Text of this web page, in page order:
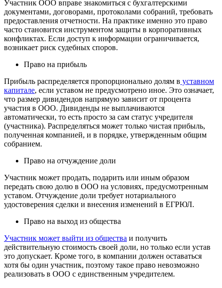
Участник ООО вправе знакомиться с бухгалтерскими
документами, договорами, протоколами собраний, требовать
предоставления отчетности. На практике именно это право
часто становится инструментом защиты в корпоративных
конфликтах. Если доступ к информации ограничивается,
возникает риск судебных споров.
Право на прибыль
Прибыль распределяется пропорционально долям в уставном
капитале, если уставом не предусмотрено иное. Это означает,
что размер дивидендов напрямую зависит от процента
участия в ООО. Дивиденды не выплачиваются
автоматически, то есть просто за сам статус учредителя
(участника). Распределяться может только чистая прибыль,
полученная компанией, и в порядке, утвержденным общим
собранием.
Право на отчуждение доли
Участник может продать, подарить или иным образом
передать свою долю в ООО на условиях, предусмотренным
уставом. Отчуждение доли требует нотариального
удостоверения сделки и внесения изменений в ЕГРЮЛ.
Право на выход из общества
Участник может выйти из общества и получить
действительную стоимость своей доли, но только если устав
это допускает. Кроме того, в компании должен оставаться
хотя бы один участник, поэтому такое право невозможно
реализовать в ООО с единственным учредителем.